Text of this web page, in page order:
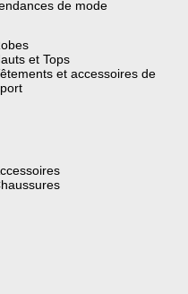
de mode
et Tops
et accessoires de